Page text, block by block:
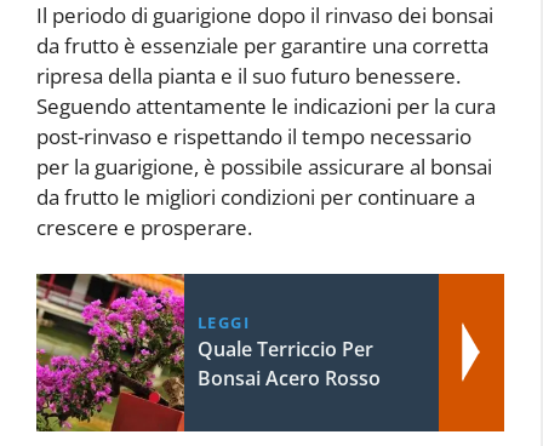
Il periodo di guarigione dopo il rinvaso dei bonsai
da frutto è essenziale per garantire una corretta
ripresa della pianta e il suo futuro benessere.
Seguendo attentamente le indicazioni per la cura
post-rinvaso e rispettando il tempo necessario
per la guarigione, è possibile assicurare al bonsai
da frutto le migliori condizioni per continuare a
crescere e prosperare.
LEGGI
Quale Terriccio Per
Bonsai Acero Rosso